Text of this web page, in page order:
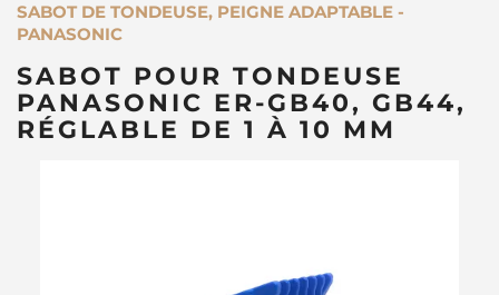
SABOT DE TONDEUSE, PEIGNE ADAPTABLE -
PANASONIC
SABOT POUR TONDEUSE
PANASONIC ER-GB40, GB44,
RÉGLABLE DE 1 À 10 MM